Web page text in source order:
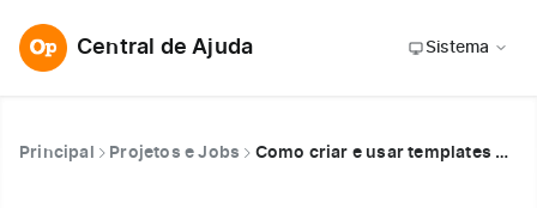
Central de Ajuda Sistema
Principal Projetos e Jobs Como criar e usar templates no Operand